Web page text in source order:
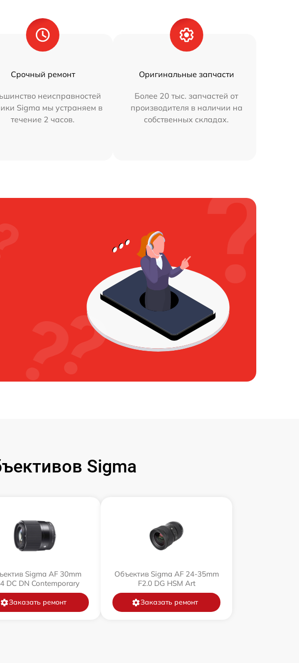
Срочный ремонт
неисправностей
Sigma мы устраняем в
течение 2 часов.
Оригинальные запчасти
Более 20 тыс. запчастей от
производителя в наличии на
собственных складах.
Sigma
Sigma AF 30mm
DC DN Contemporary
Заказать ремонт
Объектив Sigma AF 24-35mm
F2.0 DG HSM Art
Заказать ремонт